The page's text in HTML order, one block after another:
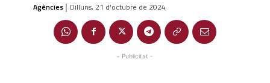
Agències | Dilluns, 21 d'octubre de 2024
- Publicitat -